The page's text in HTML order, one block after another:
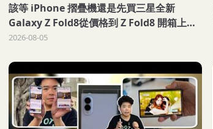
該等 iPhone 摺疊機還是先買三星全新
Galaxy Z Fold8從價格到 Z Fold8 開箱上手
分析
2026-08-05